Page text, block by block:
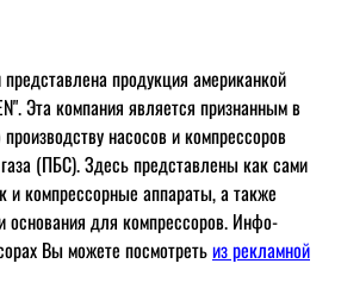
представлена продукция американкой
Эта компания является признанным в
насосов и компрессоров
(ПБС). Здесь представлены как сами
и компрессорные аппараты, а также
основания для компрессоров. Инфо-
Вы можете посмотретьиз рекламной